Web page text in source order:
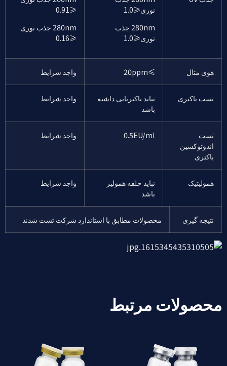
نوری≤1.0
280nm جذب
نوری≤1.0
≤0.91
280nm جذب نوری
≤0.16
هوی متال ≤20ppm واجد شرایط
تست باکتری
نباید باکتریایی داشته
باشد
واجد شرایط
تست
اندوتوکسین
باکتری
0.5EU/ml واجد شرایط
همولیتیک
نباید حلقه همولیز
باشد
واجد شرایط
نتیجه گیری محصولات مطابق با استاندارد شرکت تست شدند
محصولات مرتبط